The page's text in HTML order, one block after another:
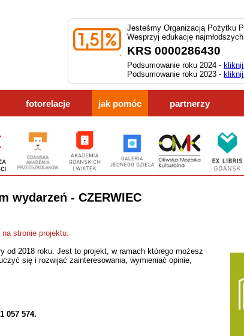
Jesteśmy Organizacją Pożytku
Wesprzyj edukację
KRS 0000286430
Podsumowanie roku 2024 -
Podsumowanie roku 2023 -
fotorelacje jak pomóc partnerzy
wydarzeń - CZERWIEC
stronie projektu.
od 2018 roku. Jest to projekt, w ramach którego możesz
się i rozwijać zainteresowania, wymieniać opinie,
057 574.